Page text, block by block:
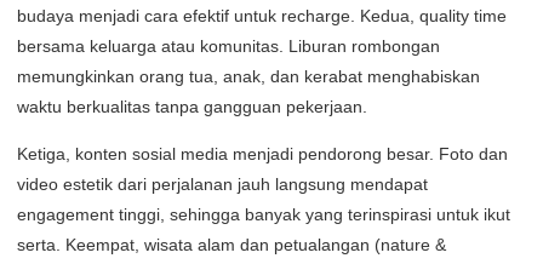
budaya menjadi cara efektif untuk recharge. Kedua, quality time
bersama keluarga atau komunitas. Liburan rombongan
memungkinkan orang tua, anak, dan kerabat menghabiskan
waktu berkualitas tanpa gangguan pekerjaan.
Ketiga, konten sosial media menjadi pendorong besar. Foto dan
video estetik dari perjalanan jauh langsung mendapat
engagement tinggi, sehingga banyak yang terinspirasi untuk ikut
serta. Keempat, wisata alam dan petualangan (nature &